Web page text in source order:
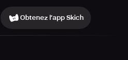
Obtenez l’app Skich